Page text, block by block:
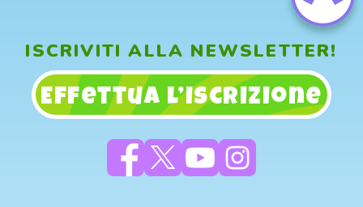
ISCRIVITI ALLA NEWSLETTER!
Effettua l’iscrizione